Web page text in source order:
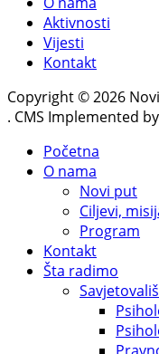
Aktivnosti
Vijesti
Kontakt
Copyright © 2026
. CMS Implemented by
Početna
O nama
Novi put
Ciljevi,
Program
Kontakt
Šta radimo